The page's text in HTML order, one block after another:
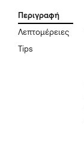
Περιγραφή
Λεπτομέρειες
Tips